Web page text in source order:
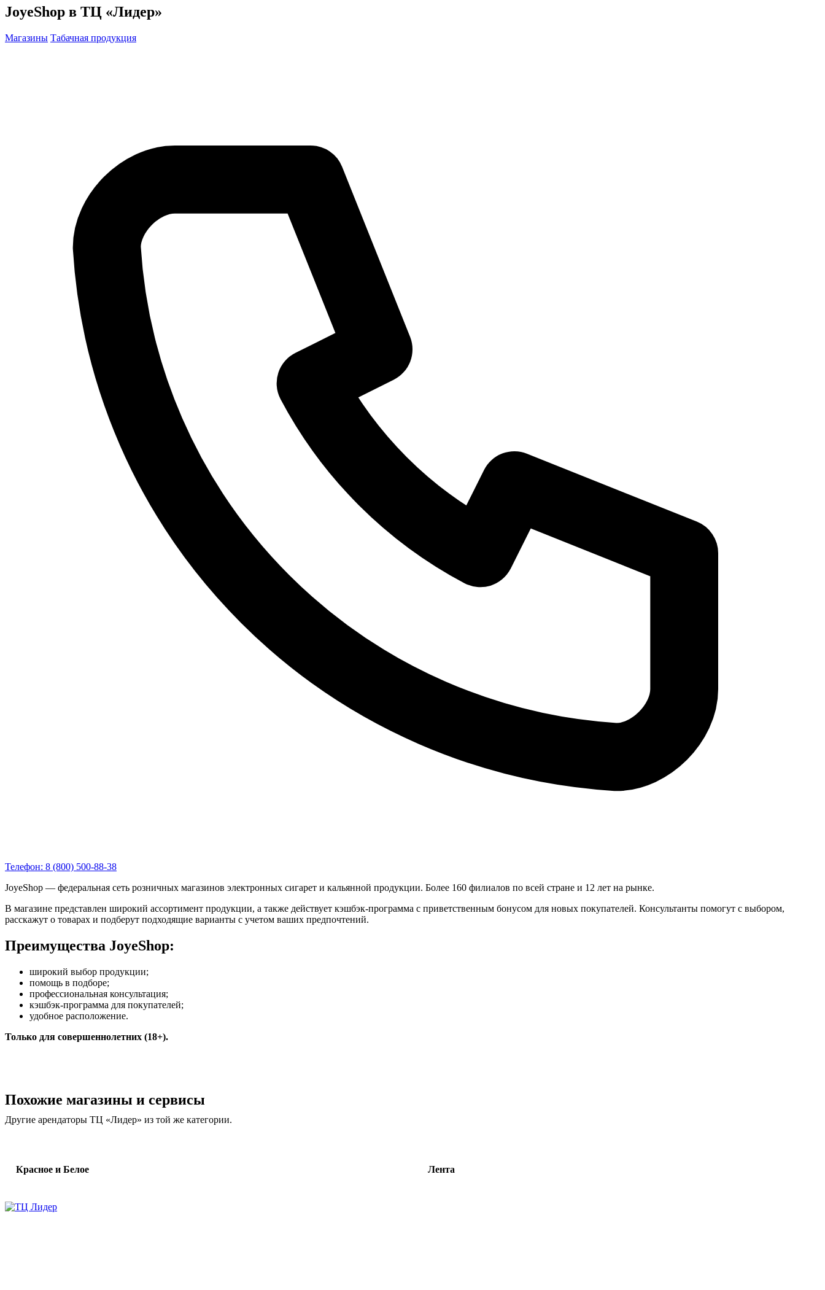
JoyeShop в ТЦ «Лидер»
Магазины Табачная продукция
Телефон: 8 (800) 500-88-38
JoyeShop — федеральная сеть розничных магазинов электронных сигарет и кальянной продукции. Более 160 филиалов по всей стране и 12 лет на рынке.
В магазине представлен широкий ассортимент продукции, а также действует кэшбэк-программа с приветственным бонусом для новых покупателей. Консультанты помогут с выбором,
расскажут о товарах и подберут подходящие варианты с учетом ваших предпочтений.
Преимущества JoyeShop:
широкий выбор продукции;
помощь в подборе;
профессиональная консультация;
кэшбэк-программа для покупателей;
удобное расположение.
Только для совершеннолетних (18+).
Похожие магазины и сервисы
Другие арендаторы ТЦ «Лидер» из той же категории.
Красное и Белое Лента